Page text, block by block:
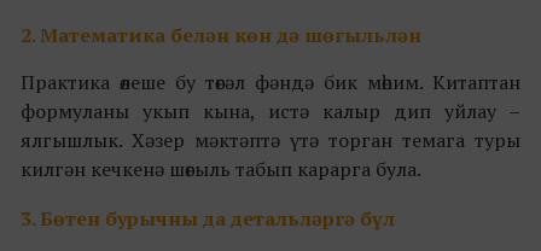
2. Математика белән көн дә шөгыльлән
Практика өлеше бу төгәл фәндә бик мөһим. Китаптан
формуланы укып кына, истә калыр дип уйлау –
ялгышлык. Хәзер мәктәптә үтә торган темага туры
килгән кечкенә шөгыль табып карарга була.
3. Бөтен бурычны да детальләргә бүл